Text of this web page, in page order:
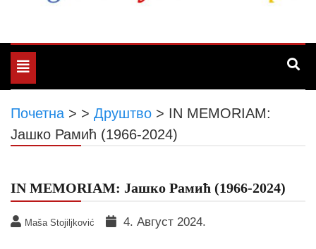
Toggle
navigation
Почетна > > Друштво > IN MEMORIAM:
Јашко Рамић (1966-2024)
IN MEMORIAM: Јашко Рамић (1966-2024)
Maša Stojiljković 4. Август 2024.